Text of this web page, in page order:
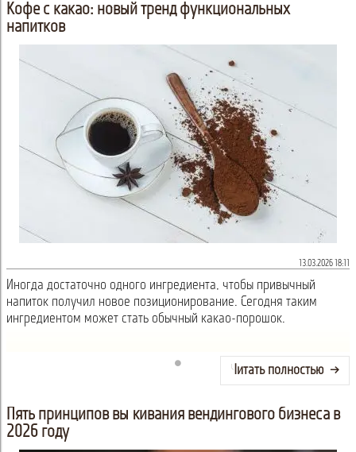
Кофе с какао: новый тренд функциональных
напитков
13.03.2026 18:11
Иногда достаточно одного ингредиента, чтобы привычный
напиток получил новое позиционирование. Сегодня таким
ингредиентом может стать обычный какао-порошок.
Читать полностью
Пять принципов выживания вендингового бизнеса в
2026 году